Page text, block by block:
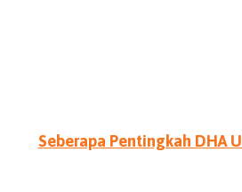
Seberapa Pentingkah DHA